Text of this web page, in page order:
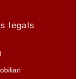
legals